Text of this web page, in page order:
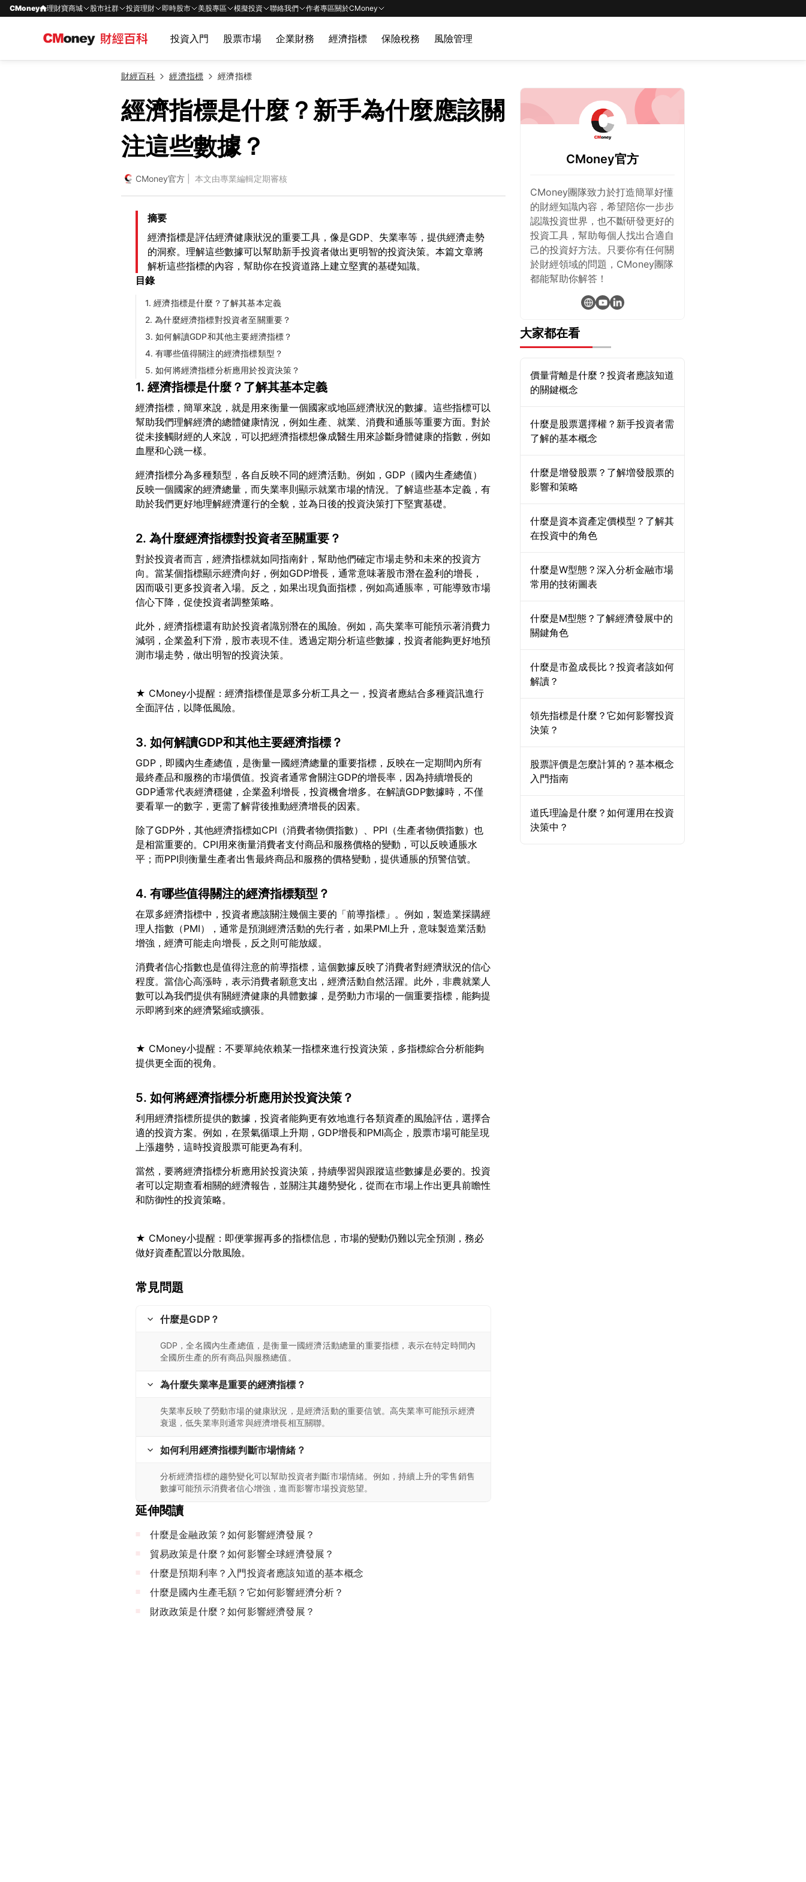
CMoney 理財寶商城 股市社群 投資理財 即時股市 美股專區 模擬投資 聯絡我們 作者專區關於CMoney
投資入門 股票市場 企業財務 經濟指標 保險稅務 風險管理
財經百科 經濟指標 經濟指標
經濟指標是什麼？新手為什麼應該關
注這些數據？
CMoney官方| 本文由專業編輯定期審核
摘要
經濟指標是評估經濟健康狀況的重要工具，像是GDP、失業率等，提供經濟走勢
的洞察。理解這些數據可以幫助新手投資者做出更明智的投資決策。本篇文章將
解析這些指標的內容，幫助你在投資道路上建立堅實的基礎知識。
目錄
1. 經濟指標是什麼？了解其基本定義
2. 為什麼經濟指標對投資者至關重要？
3. 如何解讀GDP和其他主要經濟指標？
4. 有哪些值得關注的經濟指標類型？
5. 如何將經濟指標分析應用於投資決策？
1. 經濟指標是什麼？了解其基本定義
經濟指標，簡單來說，就是用來衡量一個國家或地區經濟狀況的數據。這些指標可以
幫助我們理解經濟的總體健康情況，例如生產、就業、消費和通脹等重要方面。對於
從未接觸財經的人來說，可以把經濟指標想像成醫生用來診斷身體健康的指數，例如
經濟指標分為多種類型，各自反映不同的經濟活動。例如，GDP（國內生產總值）
反映一個國家的經濟總量，而失業率則顯示就業市場的情況。了解這些基本定義，有
2. 為什麼經濟指標對投資者至關重要？
對於投資者而言，經濟指標就如同指南針，幫助他們確定市場走勢和未來的投資方
向。當某個指標顯示經濟向好，例如GDP增長，通常意味著股市潛在盈利的增長，
因而吸引更多投資者入場。反之，如果出現負面指標，例如高通脹率，可能導致市場
此外，經濟指標還有助於投資者識別潛在的風險。例如，高失業率可能預示著消費力
減弱，企業盈利下滑，股市表現不佳。透過定期分析這些數據，投資者能夠更好地預
★ CMoney小提醒：經濟指標僅是眾多分析工具之一，投資者應結合多種資訊進行
3. 如何解讀GDP和其他主要經濟指標？
GDP，即國內生產總值，是衡量一國經濟總量的重要指標，反映在一定期間內所有
最終產品和服務的市場價值。投資者通常會關注GDP的增長率，因為持續增長的
GDP通常代表經濟穩健，企業盈利增長，投資機會增多。在解讀GDP數據時，不僅
除了GDP外，其他經濟指標如CPI（消費者物價指數）、PPI（生產者物價指數）也
是相當重要的。CPI用來衡量消費者支付商品和服務價格的變動，可以反映通脹水
4. 有哪些值得關注的經濟指標類型？
在眾多經濟指標中，投資者應該關注幾個主要的「前導指標」。例如，製造業採購經
理人指數（PMI），通常是預測經濟活動的先行者，如果PMI上升，意味製造業活動
消費者信心指數也是值得注意的前導指標，這個數據反映了消費者對經濟狀況的信心
程度。當信心高漲時，表示消費者願意支出，經濟活動自然活躍。此外，非農就業人
數可以為我們提供有關經濟健康的具體數據，是勞動力市場的一個重要指標，能夠提
★ CMoney小提醒：不要單純依賴某一指標來進行投資決策，多指標綜合分析能夠
5. 如何將經濟指標分析應用於投資決策？
利用經濟指標所提供的數據，投資者能夠更有效地進行各類資產的風險評估，選擇合
適的投資方案。例如，在景氣循環上升期，GDP增長和PMI高企，股票市場可能呈現
當然，要將經濟指標分析應用於投資決策，持續學習與跟蹤這些數據是必要的。投資
者可以定期查看相關的經濟報告，並關注其趨勢變化，從而在市場上作出更具前瞻性
★ CMoney小提醒：即便掌握再多的指標信息，市場的變動仍難以完全預測，務必
常見問題
什麼是GDP？
GDP，全名國內生產總值，是衡量一國經濟活動總量的重要指標，表示在特定時間內
全國所生產的所有商品與服務總值。
為什麼失業率是重要的經濟指標？
失業率反映了勞動市場的健康狀況，是經濟活動的重要信號。高失業率可能預示經濟
衰退，低失業率則通常與經濟增長相互關聯。
如何利用經濟指標判斷市場情緒？
分析經濟指標的趨勢變化可以幫助投資者判斷市場情緒。例如，持續上升的零售銷售
數據可能預示消費者信心增強，進而影響市場投資慾望。
延伸閱讀
什麼是金融政策？如何影響經濟發展？
貿易政策是什麼？如何影響全球經濟發展？
什麼是預期利率？入門投資者應該知道的基本概念
什麼是國內生產毛額？它如何影響經濟分析？
財政政策是什麼？如何影響經濟發展？
CMoney官方
CMoney團隊致力於打造簡單好懂
的財經知識內容，希望陪你一步步
認識投資世界，也不斷研發更好的
投資工具，幫助每個人找出合適自
己的投資好方法。只要你有任何關
於財經領域的問題，CMoney團隊
都能幫助你解答！
大家都在看
價量背離是什麼？投資者應該知道
的關鍵概念
什麼是股票選擇權？新手投資者需
了解的基本概念
什麼是增發股票？了解増發股票的
影響和策略
什麼是資本資產定價模型？了解其
在投資中的角色
什麼是W型態？深入分析金融市場
常用的技術圖表
什麼是M型態？了解經濟發展中的
關鍵角色
什麼是市盈成長比？投資者該如何
解讀？
領先指標是什麼？它如何影響投資
決策？
股票評價是怎麼計算的？基本概念
入門指南
道氏理論是什麼？如何運用在投資
決策中？